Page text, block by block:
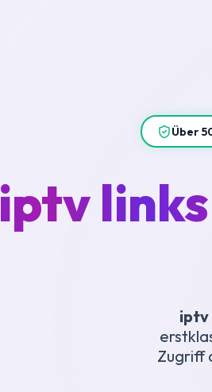
Über
iptv links
iptv
Zugriff